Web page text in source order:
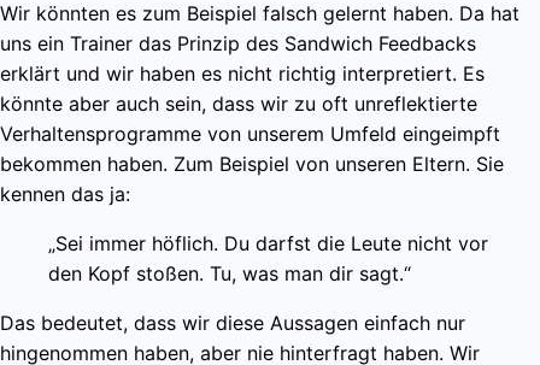
Wir könnten es zum Beispiel falsch gelernt haben. Da hat
uns ein Trainer das Prinzip des Sandwich Feedbacks
erklärt und wir haben es nicht richtig interpretiert. Es
könnte aber auch sein, dass wir zu oft unreflektierte
Verhaltensprogramme von unserem Umfeld eingeimpft
bekommen haben. Zum Beispiel von unseren Eltern. Sie
kennen das ja:
„Sei immer höflich. Du darfst die Leute nicht vor
den Kopf stoßen. Tu, was man dir sagt.“
Das bedeutet, dass wir diese Aussagen einfach nur
hingenommen haben, aber nie hinterfragt haben. Wir